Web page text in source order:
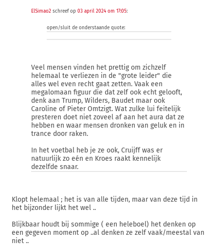
ElSimao2 schreef op 03 april 2024 om 17:05:
open/sluit de onderstaande quote:
Veel mensen vinden het prettig om zichzelf
helemaal te verliezen in de "grote leider" die
alles wel even recht gaat zetten. Vaak een
megalomaan figuur die dat zelf ook echt gelooft,
denk aan Trump, Wilders, Baudet maar ook
Caroline of Pieter Omtzigt. Wat zulke lui feitelijk
presteren doet niet zoveel af aan het aura dat ze
hebben en waar mensen dronken van geluk en in
trance door raken.
In het voetbal heb je ze ook, Cruijff was er
natuurlijk zo eén en Kroes raakt kennelijk
dezelfde snaar.
Klopt helemaal ; het is van alle tijden, maar van deze tijd in
het bijzonder lijkt het wel ..
Blijkbaar houdt bij sommige ( een heleboel) het denken op
een gegeven moment op ..al denken ze zelf vaak/meestal van
niet ..